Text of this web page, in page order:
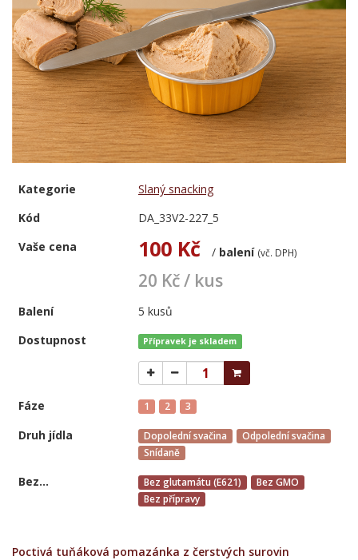
Kategorie
Slaný snacking
Kód
DA_33V2-227_5
Vaše cena
100 Kč / balení (vč. DPH)
20 Kč / kus
Balení
5 kusů
Dostupnost
Přípravek je skladem
Fáze 1 2 3
Druh jídla Dopolední svačina
Odpolední svačina
Snídaně
Bez... Bez glutamátu (E621)
Bez GMO
Bez přípravy
Poctivá tuňáková pomazánka z čerstvých surovin